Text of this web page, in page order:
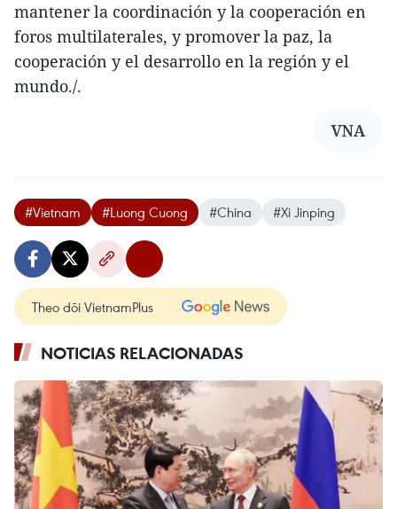
mantener la coordinación y la cooperación en
foros multilaterales, y promover la paz, la
cooperación y el desarrollo en la región y el
mundo./.
VNA
#Vietnam #Luong Cuong #China #Xi Jinping
Theo dõi VietnamPlus
NOTICIAS RELACIONADAS